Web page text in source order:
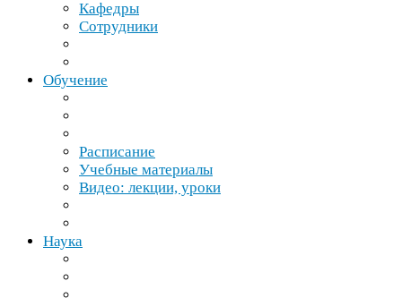
Кафедры
Сотрудники
Обучение
Расписание
Учебные материалы
Видео: лекции, уроки
Наука